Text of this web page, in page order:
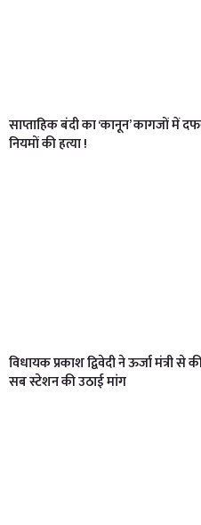
साप्ताहिक बंदी का ‘कानून’ कागजों में
नियमों की हत्या !
विधायक प्रकाश द्विवेदी ने ऊर्जा मंत्री
सब स्टेशन की उठाई मांग